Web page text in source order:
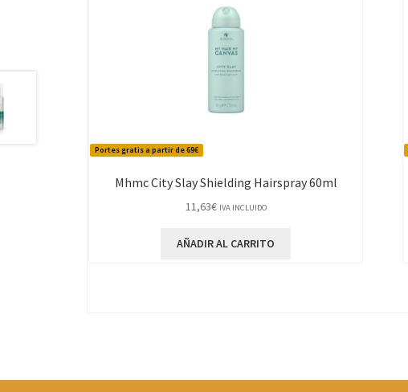
Portes gratis a partir de 69€
Mhmc City Slay Shielding Hairspray 60ml
11,63€ IVA INCLUIDO
AÑADIR AL CARRITO